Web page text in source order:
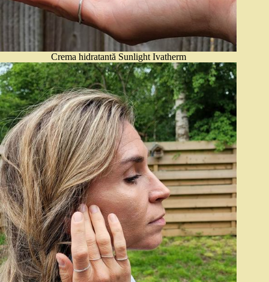
Crema hidratantă Sunlight Ivatherm